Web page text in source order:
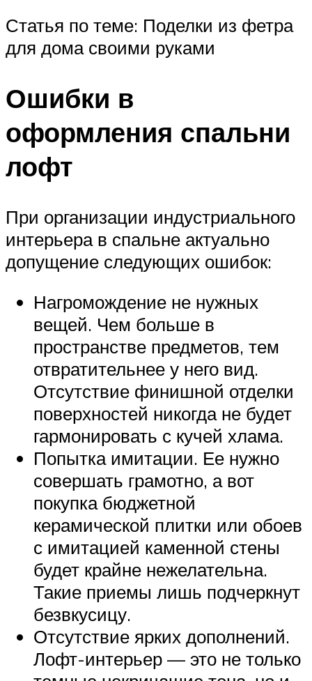
Статья по теме: Поделки из фетра
для дома своими руками
Ошибки в
оформления спальни
лофт
При организации индустриального
интерьера в спальне актуально
допущение следующих ошибок:
Нагромождение не нужных
вещей. Чем больше в
пространстве предметов, тем
отвратительнее у него вид.
Отсутствие финишной отделки
поверхностей никогда не будет
гармонировать с кучей хлама.
Попытка имитации. Ее нужно
совершать грамотно, а вот
покупка бюджетной
керамической плитки или обоев
с имитацией каменной стены
будет крайне нежелательна.
Такие приемы лишь подчеркнут
безвкусицу.
Отсутствие ярких дополнений.
Лофт-интерьер — это не только